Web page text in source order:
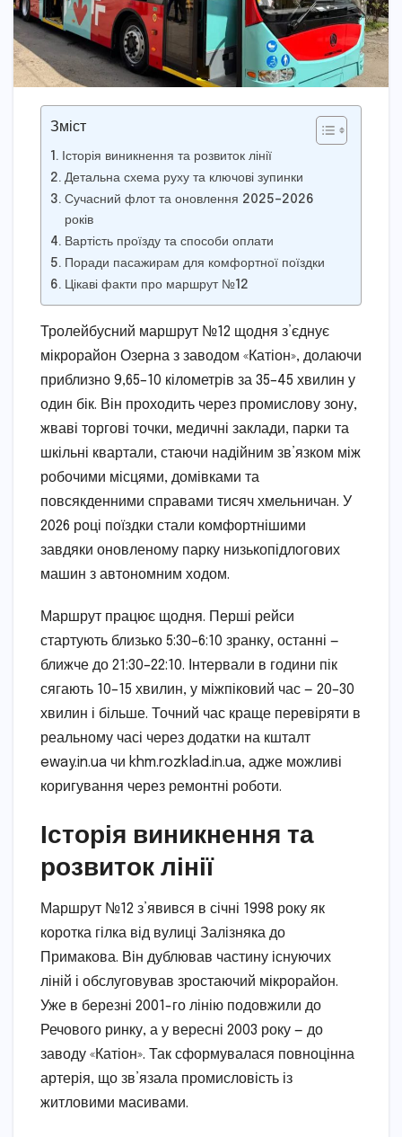
Зміст
Історія виникнення та розвиток лінії
Детальна схема руху та ключові зупинки
Сучасний флот та оновлення 2025–2026
років
Вартість проїзду та способи оплати
Поради пасажирам для комфортної поїздки
Цікаві факти про маршрут №12
Тролейбусний маршрут №12 щодня з’єднує
мікрорайон Озерна з заводом «Катіон», долаючи
приблизно 9,65–10 кілометрів за 35–45 хвилин у
один бік. Він проходить через промислову зону,
жваві торгові точки, медичні заклади, парки та
шкільні квартали, стаючи надійним зв’язком між
робочими місцями, домівками та
повсякденними справами тисяч хмельничан. У
2026 році поїздки стали комфортнішими
завдяки оновленому парку низькопідлогових
машин з автономним ходом.
Маршрут працює щодня. Перші рейси
стартують близько 5:30–6:10 зранку, останні —
ближче до 21:30–22:10. Інтервали в години пік
сягають 10–15 хвилин, у міжпіковий час — 20–30
хвилин і більше. Точний час краще перевіряти в
реальному часі через додатки на кшталт
eway.in.ua чи khm.rozklad.in.ua, адже можливі
коригування через ремонтні роботи.
Історія виникнення та
розвиток лінії
Маршрут №12 з’явився в січні 1998 року як
коротка гілка від вулиці Залізняка до
Примакова. Він дублював частину існуючих
ліній і обслуговував зростаючий мікрорайон.
Уже в березні 2001-го лінію подовжили до
Речового ринку, а у вересні 2003 року — до
заводу «Катіон». Так сформувалася повноцінна
артерія, що зв’язала промисловість із
житловими масивами.